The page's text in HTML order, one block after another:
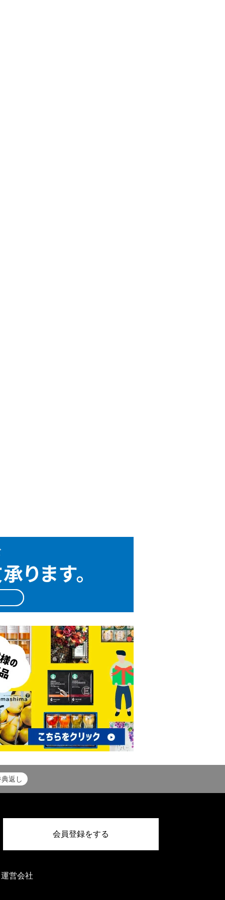
返し
会員登録をする
運営会社